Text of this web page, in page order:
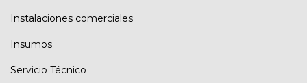
Instalaciones comerciales
Insumos
Servicio Técnico